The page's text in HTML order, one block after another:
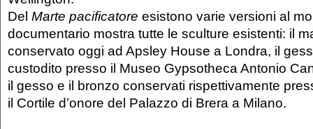
Del Marte pacificatore esistono varie versioni al
documentario mostra tutte le sculture esistenti: il
conservato oggi ad Apsley House a Londra, il
custodito presso il Museo Gypsotheca Antonio
il gesso e il bronzo conservati rispettivamente
il Cortile d’onore del Palazzo di Brera a Milano.